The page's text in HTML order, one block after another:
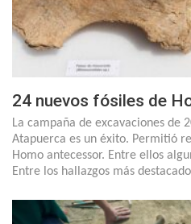
24 nuevos fósiles de
La campaña de excavaciones de
Atapuerca es un éxito. Permitió
Homo antecessor. Entre ellos
Entre los hallazgos más